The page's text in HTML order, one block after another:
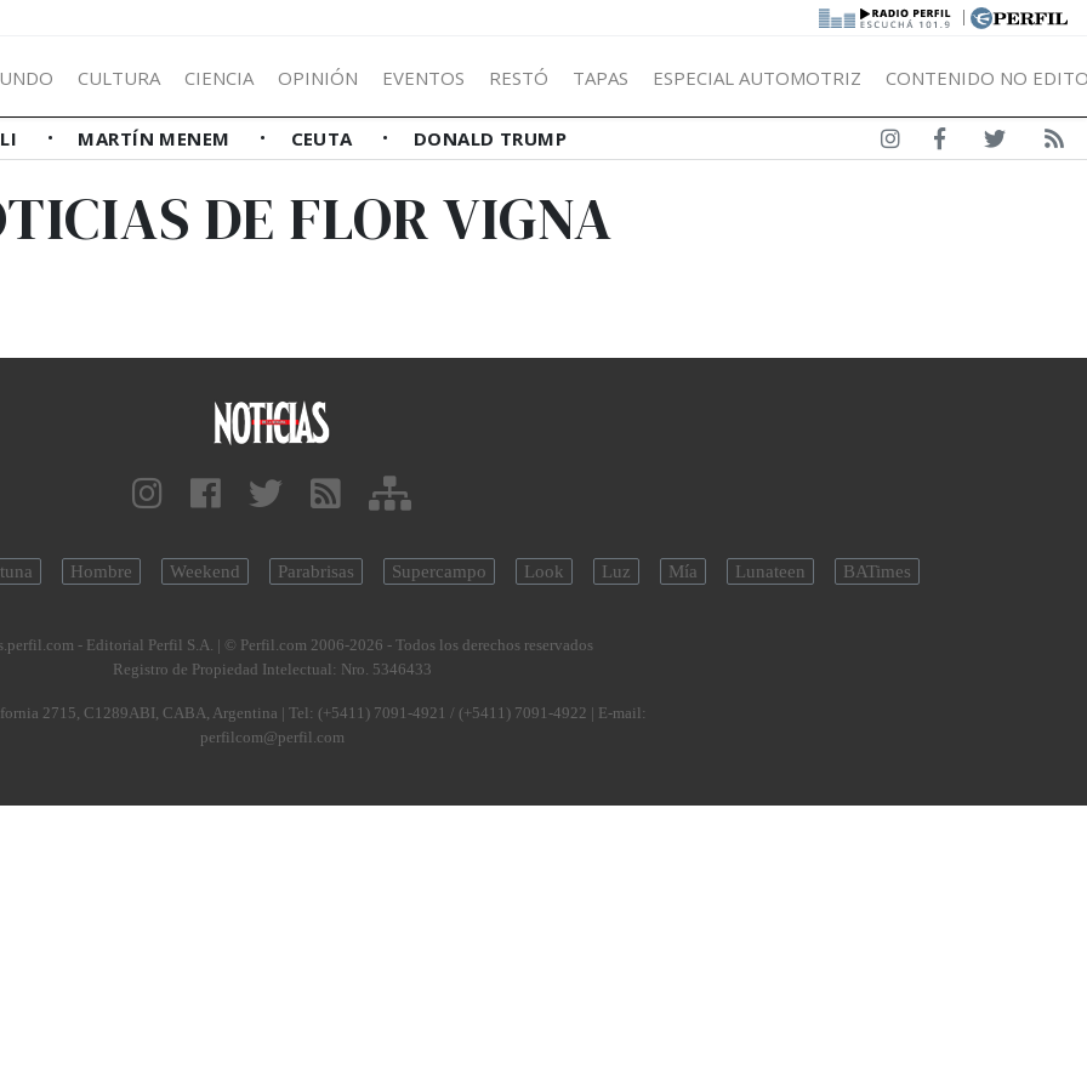
|
CULTURA CIENCIA OPINIÓN EVENTOS RESTÓ TAPAS ESPECIAL AUTOMOTRIZ CONTENIDO NO
MARTÍN MENEM CEUTA DONALD TRUMP
DE FLOR VIGNA
Hombre Weekend Parabrisas Supercampo Look Luz Mía Lunateen BATimes
- Editorial Perfil S.A. | © Perfil.com 2006-2026 - Todos los derechos reservados
Registro de Propiedad Intelectual: Nro. 5346433
2715, C1289ABI, CABA, Argentina | Tel: (+5411) 7091-4921 / (+5411) 7091-4922 | E-mail:
perfilcom@perfil.com